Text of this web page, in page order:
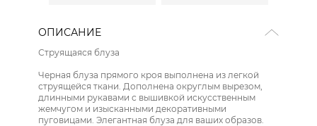
ОПИСАНИЕ
Струящаяся блуза
Черная блуза прямого кроя выполнена из легкой
струящейся ткани. Дополнена округлым вырезом,
длинными рукавами с вышивкой искусственным
жемчугом и изысканными декоративными
пуговицами. Элегантная блуза для ваших образов.